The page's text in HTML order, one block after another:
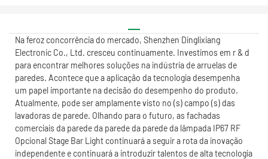
Na feroz concorrência do mercado, Shenzhen Dinglixiang
Electronic Co., Ltd. cresceu continuamente. Investimos em r & d
para encontrar melhores soluções na indústria de arruelas de
paredes. Acontece que a aplicação da tecnologia desempenha
um papel importante na decisão do desempenho do produto.
Atualmente, pode ser amplamente visto no (s) campo (s) das
lavadoras de parede. Olhando para o futuro, as fachadas
comerciais da parede da parede da parede da lâmpada IP67 RF
Opcional Stage Bar Light continuará a seguir a rota da inovação
independente e continuará a introduzir talentos de alta tecnologia